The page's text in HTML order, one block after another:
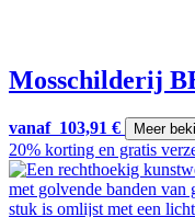
Mosschilderij
vanaf 103,91 € Meer
20% korting en gratis